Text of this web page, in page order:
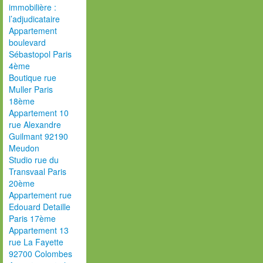
immobilière :
l’adjudicataire
Appartement
boulevard
Sébastopol Paris
4ème
Boutique rue
Muller Paris
18ème
Appartement 10
rue Alexandre
Guilmant 92190
Meudon
Studio rue du
Transvaal Paris
20ème
Appartement rue
Edouard Detaille
Paris 17ème
Appartement 13
rue La Fayette
92700 Colombes